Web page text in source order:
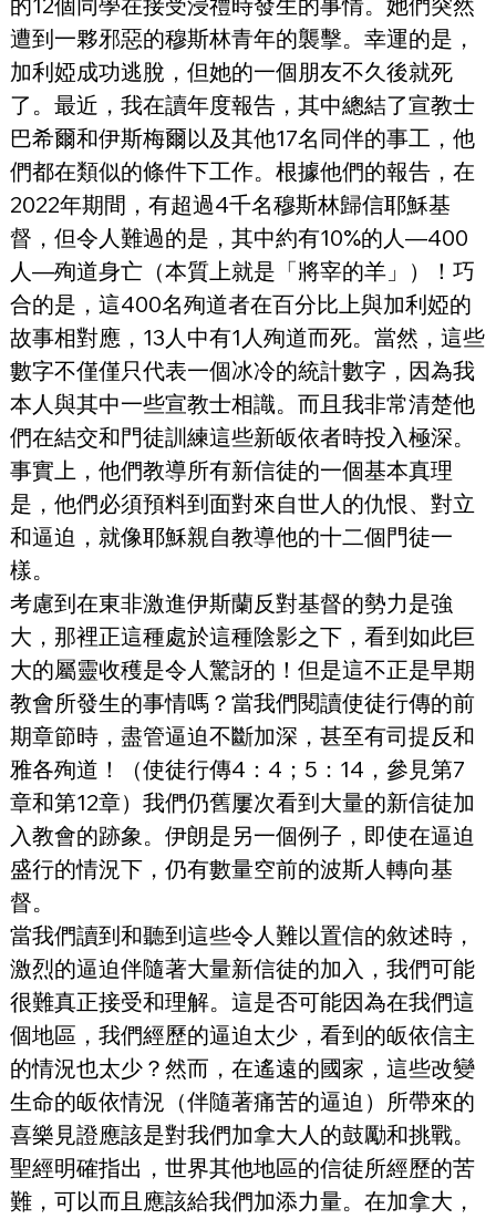
遭到一夥邪惡的穆斯林青年的襲擊。幸運的是，
加利婭成功逃脫，但她的一個朋友不久後就死
了。最近，我在讀年度報告，其中總結了宣教士
巴希爾和伊斯梅爾以及其他17名同伴的事工，他
們都在類似的條件下工作。根據他們的報告，在
2022年期間，有超過4千名穆斯林歸信耶穌基
督，但令人難過的是，其中約有10%的人—400
人—殉道身亡（本質上就是「將宰的羊」）！巧
合的是，這400名殉道者在百分比上與加利婭的
故事相對應，13人中有1人殉道而死。當然，這些
數字不僅僅只代表一個冰冷的統計數字，因為我
本人與其中一些宣教士相識。而且我非常清楚他
們在結交和門徒訓練這些新皈依者時投入極深。
事實上，他們教導所有新信徒的一個基本真理
是，他們必須預料到面對來自世人的仇恨、對立
和逼迫，就像耶穌親自教導他的十二個門徒一
樣。
考慮到在東非激進伊斯蘭反對基督的勢力是強
大，那裡正這種處於這種陰影之下，看到如此巨
大的屬靈收穫是令人驚訝的！但是這不正是早期
教會所發生的事情嗎？當我們閱讀使徒行傳的前
期章節時，盡管逼迫不斷加深，甚至有司提反和
雅各殉道！（使徒行傳4：4；5：14，參見第7
章和第12章）我們仍舊屢次看到大量的新信徒加
入教會的跡象。伊朗是另一個例子，即使在逼迫
盛行的情況下，仍有數量空前的波斯人轉向基
督。
當我們讀到和聽到這些令人難以置信的敘述時，
激烈的逼迫伴隨著大量新信徒的加入，我們可能
很難真正接受和理解。這是否可能因為在我們這
個地區，我們經歷的逼迫太少，看到的皈依信主
的情況也太少？然而，在遙遠的國家，這些改變
生命的皈依情況（伴隨著痛苦的逼迫）所帶來的
喜樂見證應該是對我們加拿大人的鼓勵和挑戰。
聖經明確指出，世界其他地區的信徒所經歷的苦
難，可以而且應該給我們加添力量。在加拿大，